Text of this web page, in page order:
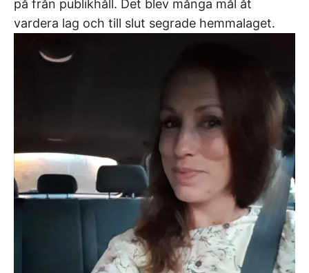
på från publikhåll. Det blev många mål åt
vardera lag och till slut segrade hemmalaget.